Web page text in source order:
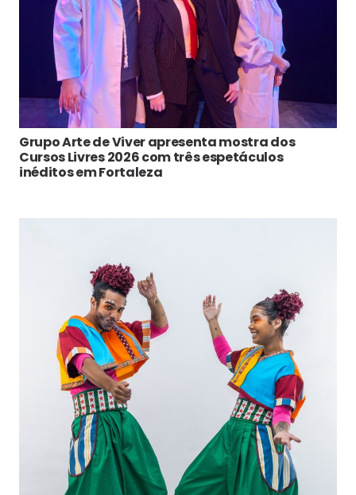
Grupo Arte de Viver apresenta mostra dos
Cursos Livres 2026 com três espetáculos
inéditos em Fortaleza